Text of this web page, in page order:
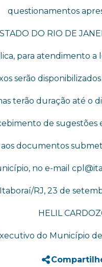
questionamentos
DO RIO DE
para atendimento a
serão
terão duração até o
de sugestões
documentos
no e-mail
Itaboraí/RJ, 23 de
HELIL
do Município